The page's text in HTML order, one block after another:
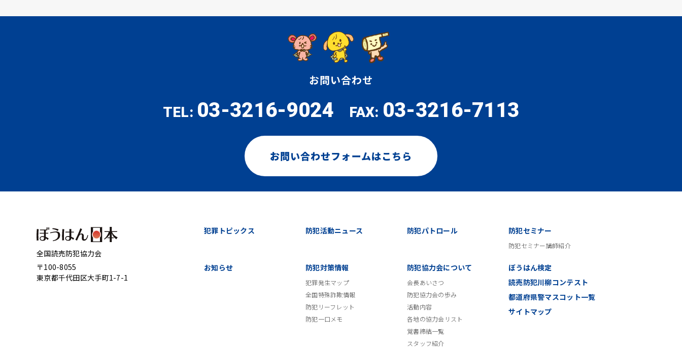
お問い合わせ
TEL: 03-3216-9024 FAX: 03-3216-7113
お問い合わせフォームはこちら
全国読売防犯協力会
〒100-8055
東京都千代田区大手町1-7-1
犯罪トピックス 防犯活動ニュース 防犯パトロール 防犯セミナー
防犯セミナー講師紹介
お知らせ 防犯対策情報
犯罪発生マップ
全国特殊詐欺情報
防犯リーフレット
防犯一口メモ
防犯協力会について
会長あいさつ
防犯協力会の歩み
活動内容
各地の協力会リスト
覚書締結一覧
スタッフ紹介
ぼうはん検定
読売防犯川柳コンテスト
都道府県警マスコット一覧
サイトマップ